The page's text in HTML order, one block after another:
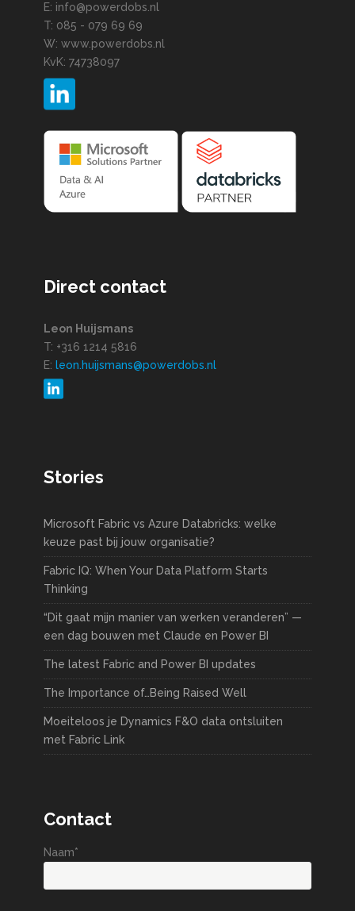
E: info@powerdobs.nl
T: 085 - 079 69 69
W: www.powerdobs.nl
KvK: 74738097
Direct contact
Leon Huijsmans
T: +316 1214 5816
E: leon.huijsmans@powerdobs.nl
Stories
Microsoft Fabric vs Azure Databricks: welke
keuze past bij jouw organisatie?
Fabric IQ: When Your Data Platform Starts
Thinking
“Dit gaat mijn manier van werken veranderen” —
een dag bouwen met Claude en Power BI
The latest Fabric and Power BI updates
The Importance of…Being Raised Well
Moeiteloos je Dynamics F&O data ontsluiten
met Fabric Link
Contact
Naam*